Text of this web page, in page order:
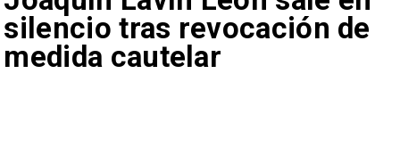
silencio tras revocación de
medida cautelar